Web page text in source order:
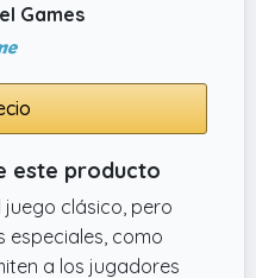
Games
este producto
clásico, pero
especiales, como
a los jugadores